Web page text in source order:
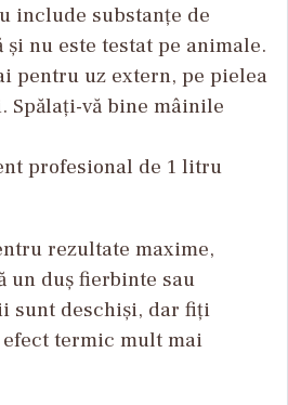
include substanțe de
nu este testat pe animale.
pentru uz extern, pe pielea
Spălați-vă bine mâinile
profesional de 1 litru
rezultate maxime,
un duș fierbinte sau
sunt deschiși, dar fiți
termic mult mai